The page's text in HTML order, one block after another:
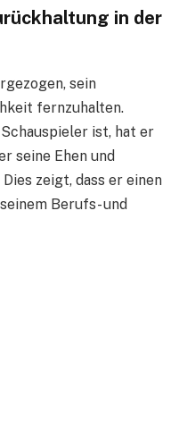
in der
sein
fernzuhalten.
ist, hat er
seine Ehen und
zeigt, dass er einen
Berufs- und